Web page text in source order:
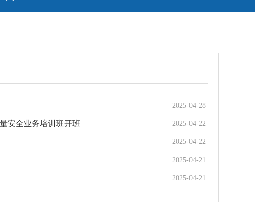
2025-04-28
安全业务培训班开班 2025-04-22
2025-04-22
2025-04-21
2025-04-21